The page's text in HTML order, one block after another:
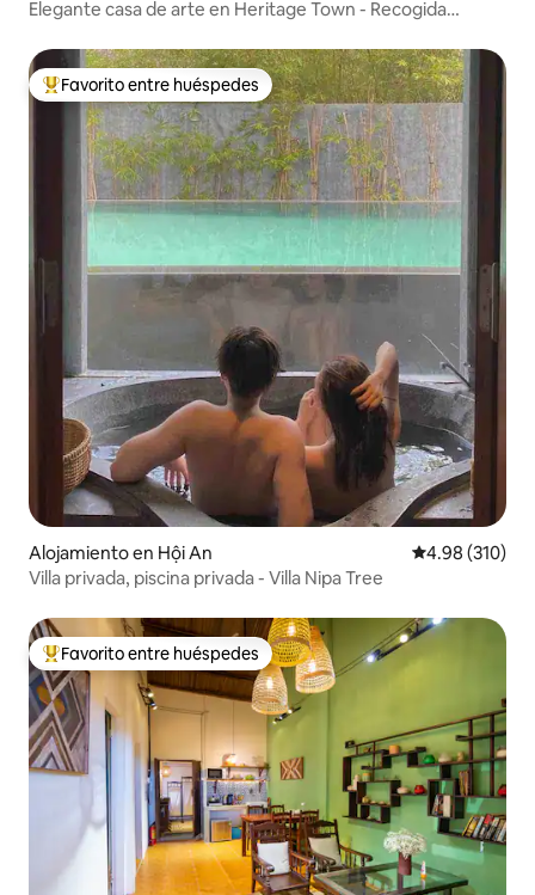
Elegante casa de arte en Heritage Town - Recogida
Favorito entre huéspedes preferido
Favorito entre huéspedes
Alojamiento en Hội An Calificación
4.98 (310)
Villa privada, piscina privada - Villa Nipa Tree
Favorito entre huéspedes preferido
Favorito entre huéspedes